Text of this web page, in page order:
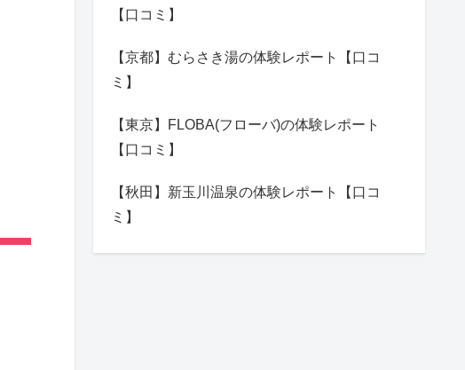
【口コミ】
【京都】むらさき湯の体験レポート【口コ
ミ】
【東京】FLOBA(フローバ)の体験レポート
【口コミ】
【秋田】新玉川温泉の体験レポート【口コ
ミ】